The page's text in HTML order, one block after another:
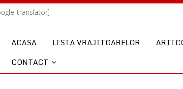
translator]
ACASA LISTA VRAJITOARELOR
CONTACT